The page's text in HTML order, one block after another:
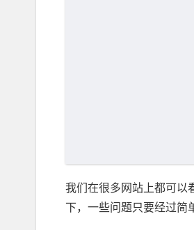
我们在很多网站上都可以
下，一些问题只要经过简